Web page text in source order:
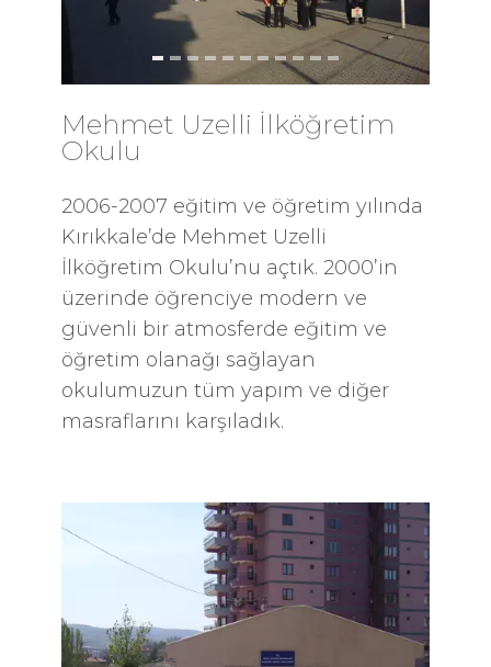
Mehmet Uzelli İlköğretim
Okulu
2006-2007 eğitim ve öğretim yılında
Kırıkkale’de Mehmet Uzelli
İlköğretim Okulu’nu açtık. 2000’in
üzerinde öğrenciye modern ve
güvenli bir atmosferde eğitim ve
öğretim olanağı sağlayan
okulumuzun tüm yapım ve diğer
masraflarını karşıladık.